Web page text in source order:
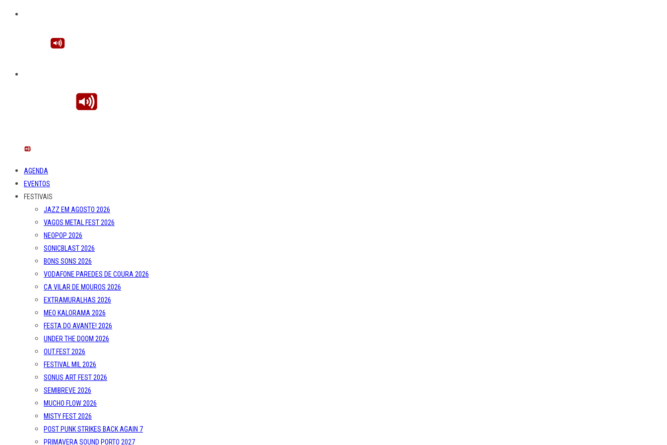
AGENDA
EVENTOS
FESTIVAIS
JAZZ EM AGOSTO 2026
VAGOS METAL FEST 2026
NEOPOP 2026
SONICBLAST 2026
BONS SONS 2026
VODAFONE PAREDES DE COURA 2026
CA VILAR DE MOUROS 2026
EXTRAMURALHAS 2026
MEO KALORAMA 2026
FESTA DO AVANTE! 2026
UNDER THE DOOM 2026
OUT.FEST 2026
FESTIVAL MIL 2026
SONUS ART FEST 2026
SEMIBREVE 2026
MUCHO FLOW 2026
MISTY FEST 2026
POST PUNK STRIKES BACK AGAIN 7
PRIMAVERA SOUND PORTO 2027